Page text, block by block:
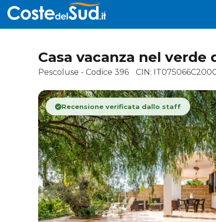
Casa vacanza nel
Pescoluse - Codice 396 CIN:
Recensione verificata dallo staff